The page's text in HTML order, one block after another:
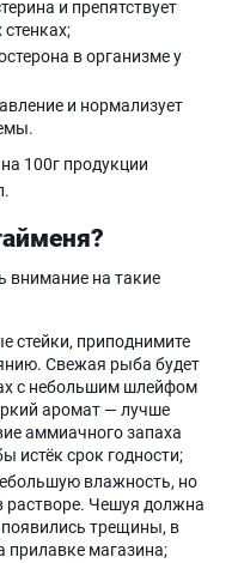
и препятствует
в организме у
и нормализует
100г продукции
на такие
стейки, приподнимите
Свежая рыба будет
с небольшим шлейфом
аромат — лучше
аммиачного запаха
истёк срок годности;
влажность, но
растворе. Чешуя должна
трещины, в
прилавке магазина;